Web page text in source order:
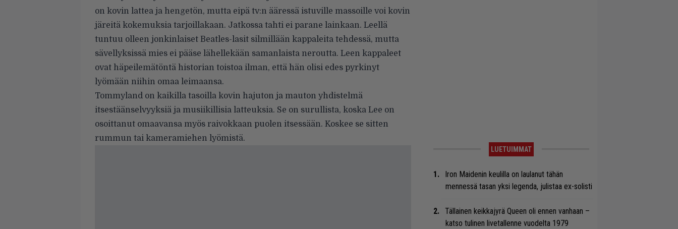
on kovin lattea ja hengetön, mutta eipä tv:n ääressä istuville massoille voi kovin
järeitä kokemuksia tarjoillakaan. Jatkossa tahti ei parane lainkaan. Leellä
tuntuu olleen jonkinlaiset Beatles-lasit silmillään kappaleita tehdessä, mutta
sävellyksissä mies ei pääse lähellekään samanlaista neroutta. Leen kappaleet
ovat häpeilemätöntä historian toistoa ilman, että hän olisi edes pyrkinyt
lyömään niihin omaa leimaansa.
Tommyland on kaikilla tasoilla kovin hajuton ja mauton yhdistelmä
itsestäänselvyyksiä ja musiikillisia latteuksia. Se on surullista, koska Lee on
osoittanut omaavansa myös raivokkaan puolen itsessään. Koskee se sitten
rummun tai kameramiehen lyömistä.
LUETUIMMAT
Iron Maidenin keulilla on laulanut tähän
mennessä tasan yksi legenda, julistaa ex-solisti
Tällainen keikkajyrä Queen oli ennen vanhaan –
katso tulinen livetallenne vuodelta 1979